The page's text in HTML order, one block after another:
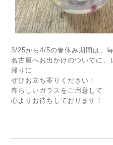
3/25から4/5の春休み期間は、
名古屋へお出かけのついでに
帰りに
ぜひお立ち寄りください！
春らしいガラスをご用意して
心よりお待ちしております！